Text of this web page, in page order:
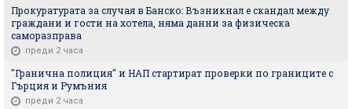
Прокуратурата за случая в Банско: Възникнал е скандал между
граждани и гости на хотела, няма данни за физическа
саморазправа
преди 2 часа
"Гранична полиция" и НАП стартират проверки по границите с
Гърция и Румъния
преди 2 часа